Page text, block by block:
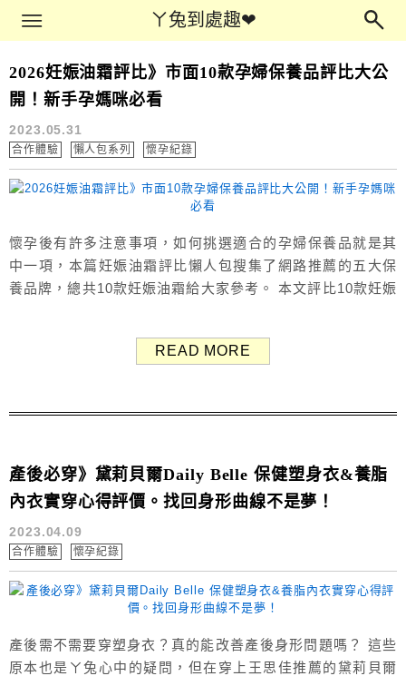
ㄚ兔到處趣❤ㄚ兔到處趣❤
Main Menu
孕婦禮物
2026妊娠油霜評比》市面10款孕婦保養品評比大公
開！新手孕媽咪必看
2023.05.31
合作體驗 懶人包系列 懷孕紀錄
懷孕後有許多注意事項，如何挑選適合的孕婦保養品就是其
中一項，本篇妊娠油霜評比懶人包搜集了網路推薦的五大保
養品牌，總共10款妊娠油霜給大家參考。 本文評比10款妊娠
要擦妊娠油還是妊娠霜？什麼時候擦？ 相信妊娠紋是許多孕
READ MORE
產後必穿》黛莉貝爾Daily Belle 保健塑身衣&養脂
內衣實穿心得評價。找回身形曲線不是夢！
2023.04.09
合作體驗 懷孕紀錄
產後需不需要穿塑身衣？真的能改善產後身形問題嗎？ 這些
原本也是ㄚ兔心中的疑問，但在穿上王思佳推薦的黛莉貝爾